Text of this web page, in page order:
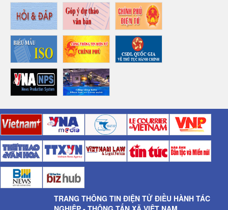
TRANG THÔNG TIN ĐIỆN TỬ ĐIỀU HÀNH TÁC